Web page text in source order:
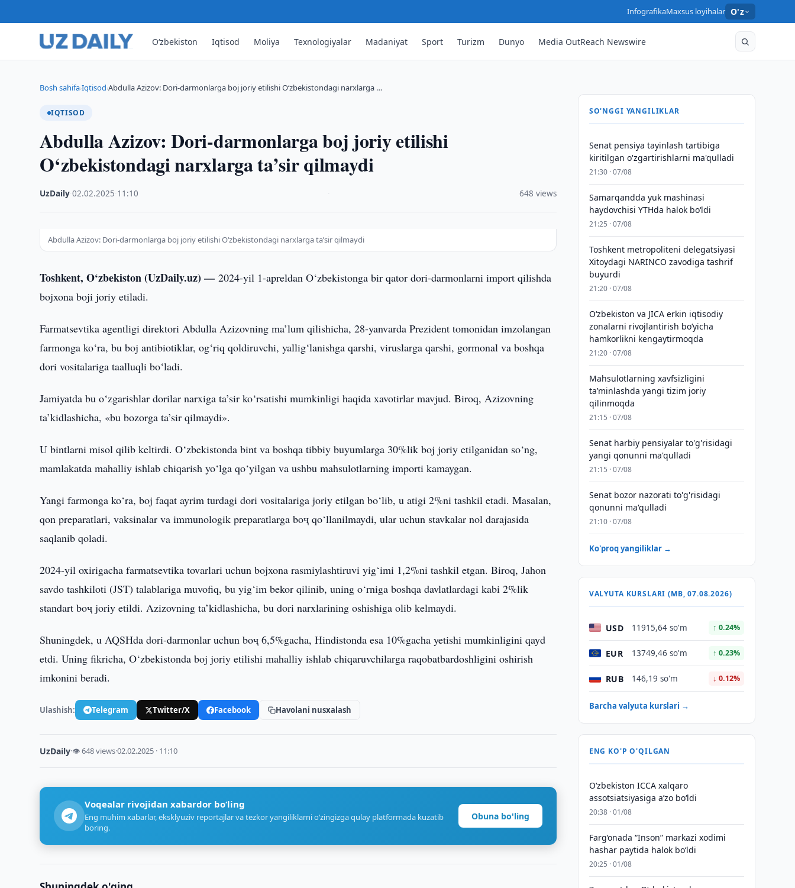
InfografikaMaxsus loyihalar O'z
O‘zbekiston Iqtisod Moliya Texnologiyalar Madaniyat Sport Turizm Dunyo Media OutReach Newswire
Bosh sahifa›Iqtisod›Abdulla Azizov: Dori-darmonlarga boj joriy etilishi O‘zbekistondagi narxlarga …
IQTISOD
Abdulla Azizov: Dori-darmonlarga boj joriy etilishi
O‘zbekistondagi narxlarga ta’sir qilmaydi
UzDaily ·02.02.2025 11:10 648 views
Abdulla Azizov: Dori-darmonlarga boj joriy etilishi O‘zbekistondagi narxlarga ta’sir qilmaydi
Toshkent, O‘zbekiston (UzDaily.uz) —2024-yil 1-apreldan O‘zbekistonga bir qator dori-darmonlarni import qilishda
bojxona boji joriy etiladi.
Farmatsevtika agentligi direktori Abdulla Azizovning ma’lum qilishicha, 28-yanvarda Prezident tomonidan imzolangan
farmonga ko‘ra, bu boj antibiotiklar, og‘riq qoldiruvchi, yallig‘lanishga qarshi, viruslarga qarshi, gormonal va boshqa
dori vositalariga taalluqli bo‘ladi.
Jamiyatda bu o‘zgarishlar dorilar narxiga ta’sir ko‘rsatishi mumkinligi haqida xavotirlar mavjud. Biroq, Azizovning
ta’kidlashicha, «bu bozorga ta’sir qilmaydi».
U bintlarni misol qilib keltirdi. O‘zbekistonda bint va boshqa tibbiy buyumlarga 30%lik boj joriy etilganidan so‘ng,
mamlakatda mahalliy ishlab chiqarish yo‘lga qo‘yilgan va ushbu mahsulotlarning importi kamaygan.
Yangi farmonga ko‘ra, boj faqat ayrim turdagi dori vositalariga joriy etilgan bo‘lib, u atigi 2%ni tashkil etadi. Masalan,
qon preparatlari, vaksinalar va immunologik preparatlarga boҷ qo‘llanilmaydi, ular uchun stavkalar nol darajasida
saqlanib qoladi.
2024-yil oxirigacha farmatsevtika tovarlari uchun bojxona rasmiylashtiruvi yig‘imi 1,2%ni tashkil etgan. Biroq, Jahon
savdo tashkiloti (JST) talablariga muvofiq, bu yig‘im bekor qilinib, uning o‘rniga boshqa davlatlardagi kabi 2%lik
standart boҷ joriy etildi. Azizovning ta’kidlashicha, bu dori narxlarining oshishiga olib kelmaydi.
Shuningdek, u AQSHda dori-darmonlar uchun boҷ 6,5%gacha, Hindistonda esa 10%gacha yetishi mumkinligini qayd
etdi. Uning fikricha, O‘zbekistonda boj joriy etilishi mahalliy ishlab chiqaruvchilarga raqobatbardoshligini oshirish
imkonini beradi.
Ulashish: Telegram Twitter/X Facebook Havolani nusxalash
UzDaily·👁 648 views·02.02.2025 · 11:10
Voqealar rivojidan xabardor bo‘ling
Eng muhim xabarlar, eksklyuziv reportajlar va tezkor yangiliklarni o‘zingizga qulay platformada kuzatib
boring.
Obuna bo'ling
SO'NGGI YANGILIKLAR
Senat pensiya tayinlash tartibiga
kiritilgan o'zgartirishlarni ma'qulladi
21:30 · 07/08
Samarqandda yuk mashinasi
haydovchisi YTHda halok bo‘ldi
21:25 · 07/08
Toshkent metropoliteni delegatsiyasi
Xitoydagi NARINCO zavodiga tashrif
buyurdi
21:20 · 07/08
Oʻzbekiston va JICA erkin iqtisodiy
zonalarni rivojlantirish boʻyicha
hamkorlikni kengaytirmoqda
21:20 · 07/08
Mahsulotlarning xavfsizligini
taʼminlashda yangi tizim joriy
qilinmoqda
21:15 · 07/08
Senat harbiy pensiyalar to'g'risidagi
yangi qonunni ma'qulladi
21:15 · 07/08
Senat bozor nazorati to'g'risidagi
qonunni ma'qulladi
21:10 · 07/08
Ko'proq yangiliklar →
VALYUTA KURSLARI (MB, 07.08.2026)
USD 11915,64 so'm ↑ 0.24%
EUR 13749,46 so'm ↑ 0.23%
RUB 146,19 so'm ↓ 0.12%
Barcha valyuta kurslari →
ENG KO'P O'QILGAN
O‘zbekiston ICCA xalqaro
assotsiatsiyasiga aʼzo bo‘ldi
20:38 · 01/08
Farg‘onada “Inson” markazi xodimi
hashar paytida halok bo‘ldi
20:25 · 01/08